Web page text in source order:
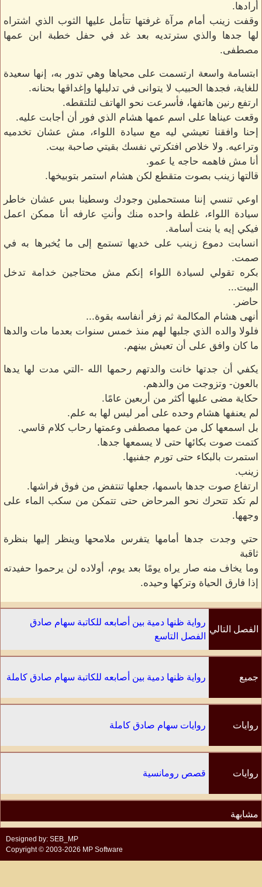
أرادها.
وقفت زينب أمام مرآة غرفتها تتأمل عليها الثوب الذي اشتراه
لها جدها والذي سترتديه بعد غد في حفل خطبة ابن عمها
مصطفى.
ابتسامة واسعة ارتسمت على محياها وهي تدور به، إنها سعيدة
للغاية، فجدها الحبيب لا يتوانى في تدليلها وإغداقها بحنانه.
ارتفع رنين هاتفها، فأسرعت نحو الهاتف لتلتقطه.
وقعت عيناها على اسم عمها هشام الذي فور أن أجابت عليه.
إحنا وافقنا تعيشي ليه مع سيادة اللواء، مش عشان تخدميه
وتراعيه. ولا خلاص افتكرتي نفسك بقيتي صاحبة بيت.
أنا مش فاهمه حاجه يا عمو.
قالتها زينب بصوت متقطع لكن هشام استمر بتوبيخها.
اوعي تنسي إننا مستحملين وجودك وسطينا بس عشان خاطر
سيادة اللواء، غلطة واحده منك وأنتِ عارفه أنا ممكن اعمل
فيكي إيه يا بنت أسامة.
انسابت دموع زينب على خديها تستمع إلى ما يُخبرها به في
صمت.
بكره تقولي لسيادة اللواء إنكم مش محتاجين خدامة تدخل
البيت...
حاضر.
أنهى هشام المكالمة ثم زفر أنفاسه بقوة...
فلولا والده الذي جلبها لهم منذ خمس سنوات بعدما مات والدها
ما كان وافق على أن تعيش بينهم.
يكفي أن جدتها خانت والدتهم رحمها الله -التي مدت لها يدها
بالعون- وتزوجت من والدهم.
حكاية مضى عليها أكثر من أربعين عامًا.
لم يعنفها هشام وحده على أمر ليس لها به علم.
بل اسمعها كل من عمها مصطفى وعمتها رحاب كلام قاسي.
كتمت صوت بكائها حتى لا يسمعها جدها.
استمرت بالبكاء حتى تورم جفنيها.
زينب.
ارتفاع صوت جدها باسمها، جعلها تنتفض من فوق فراشها.
لم تكد تتحرك نحو المرحاض حتى تتمكن من سكب الماء على
وجهها.
حتي وجدت جدها أمامها يتفرس ملامحها وينظر إليها بنظرة
ثاقبة
وما يخاف منه صار يراه يومًا بعد يوم، أولاده لن يرحموا حفيدته
إذا فارق الحياة وتركها وحيده.
الفصل التالي
رواية ظنها دمية بين أصابعه للكاتبة سهام صادق
الفصل التاسع
جميع رواية ظنها دمية بين أصابعه للكاتبة سهام صادق كاملة
روايات روايات سهام صادق كاملة
روايات
مشابهة
قصص رومانسية
Designed by: SEB_MP
Copyright © 2003-2026 MP Software